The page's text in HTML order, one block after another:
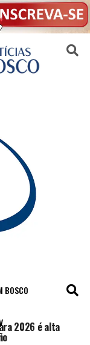
BOSCO
2026 é alta